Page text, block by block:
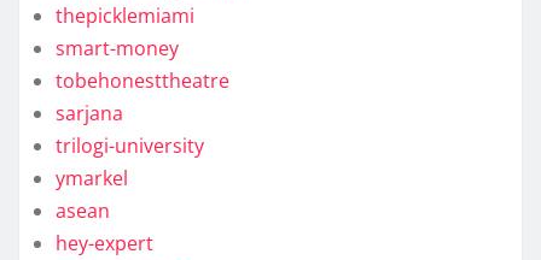
thepicklemiami
smart-money
tobehonesttheatre
sarjana
trilogi-university
ymarkel
asean
hey-expert